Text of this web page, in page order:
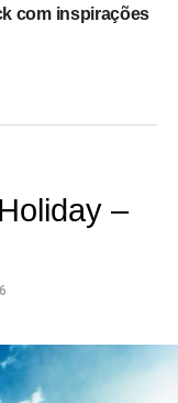
com inspirações
–